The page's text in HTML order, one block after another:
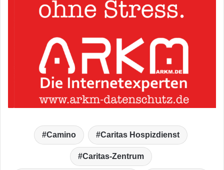
Camino Caritas Hospizdienst
Caritas-Zentrum